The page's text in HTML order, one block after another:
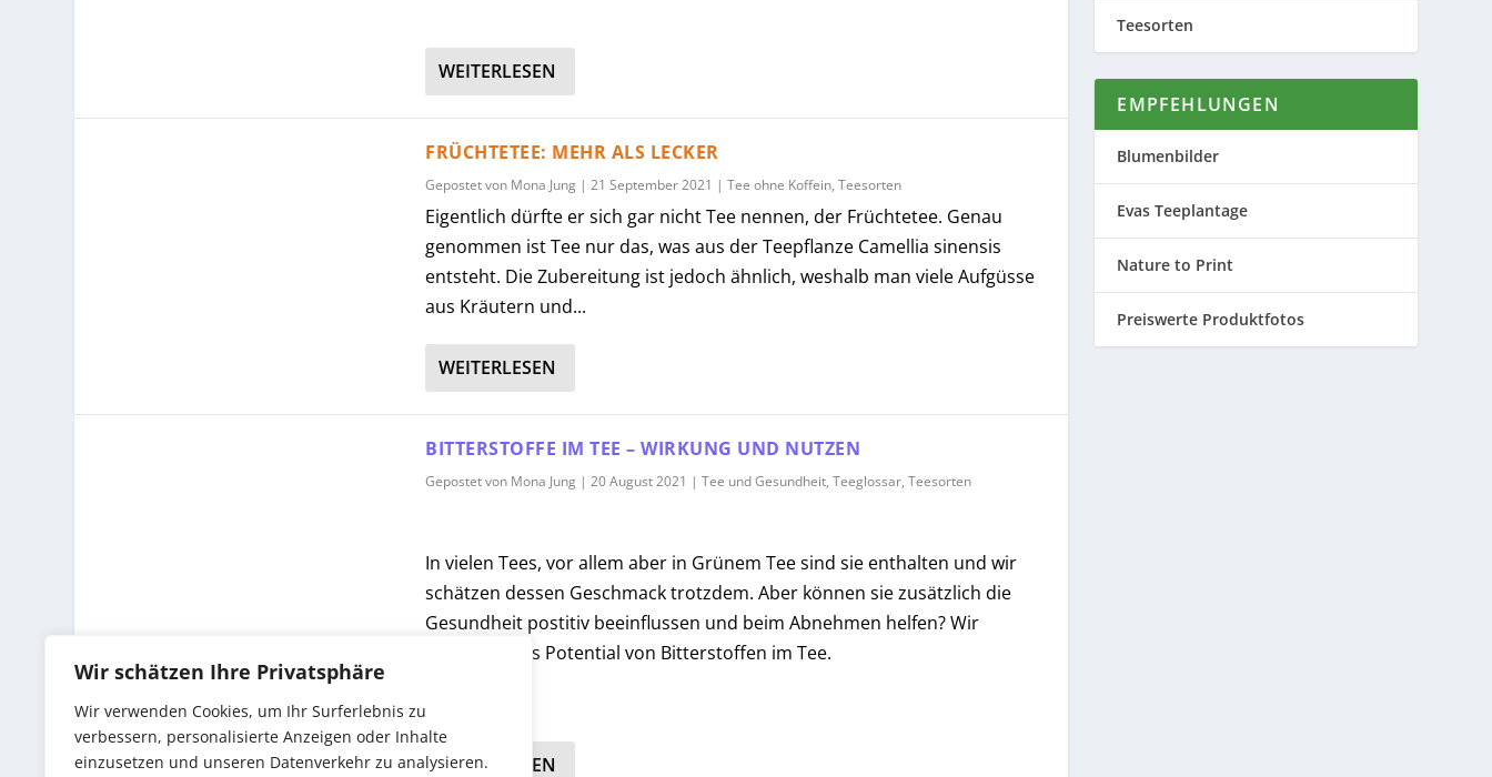
Wir schätzen Ihre Privatsphäre
Wir verwenden Cookies, um Ihr Surferlebnis zu
verbessern, personalisierte Anzeigen oder Inhalte
einzusetzen und unseren Datenverkehr zu analysieren.
WEITERLESEN
FRÜCHTETEE: MEHR ALS LECKER
Gepostet von Mona Jung |21 September 2021 |Tee ohne Koffein,Teesorten
Eigentlich dürfte er sich gar nicht Tee nennen, der Früchtetee. Genau
genommen ist Tee nur das, was aus der Teepflanze Camellia sinensis
entsteht. Die Zubereitung ist jedoch ähnlich, weshalb man viele Aufgüsse
aus Kräutern und...
WEITERLESEN
BITTERSTOFFE IM TEE – WIRKUNG UND NUTZEN
Gepostet von Mona Jung |20 August 2021 |Tee und Gesundheit,Teeglossar,Teesorten
In vielen Tees, vor allem aber in Grünem Tee sind sie enthalten und wir
schätzen dessen Geschmack trotzdem. Aber können sie zusätzlich die
Gesundheit postitiv beeinflussen und beim Abnehmen helfen? Wir
erkunden das Potential von Bitterstoffen im Tee.
WEITERLESEN
Teesorten
EMPFEHLUNGEN
Blumenbilder
Evas Teeplantage
Nature to Print
Preiswerte Produktfotos